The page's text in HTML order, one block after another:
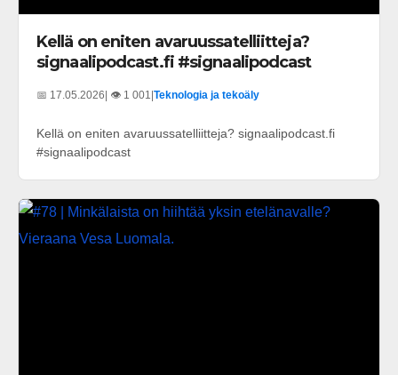
Kellä on eniten avaruussatelliitteja?
signaalipodcast.fi #signaalipodcast
📅 17.05.2026 | 👁️ 1 001 Teknologia ja tekoäly
Kellä on eniten avaruussatelliitteja? signaalipodcast.fi
#signaalipodcast